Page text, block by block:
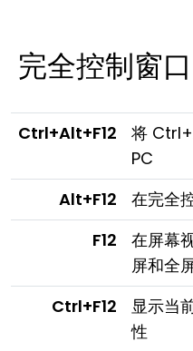
完全控制窗口
Ctrl+Alt+F12
将
PC
Alt+F12
在完全
F12
在屏幕
屏和全
Ctrl+F12
显示当
性